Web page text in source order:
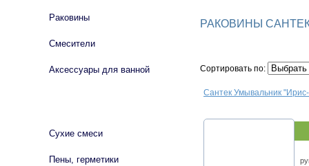
РАКОВИНЫ
Сортировать по:
Сантек Умывальник
Раковины
Смесители
Аксессуары для ванной
Сухие смеси
Пены, герметики